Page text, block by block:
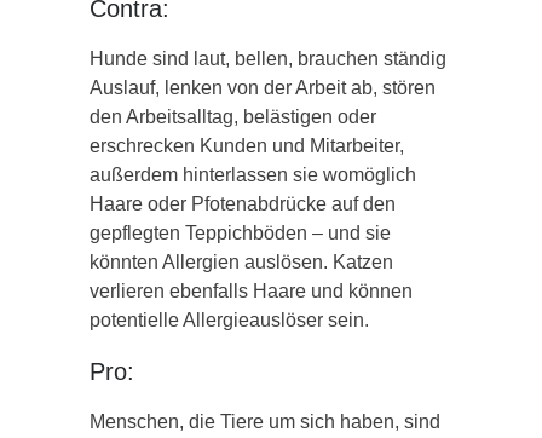
Contra:
Hunde sind laut, bellen, brauchen ständig
Auslauf, lenken von der Arbeit ab, stören
den Arbeitsalltag, belästigen oder
erschrecken Kunden und Mitarbeiter,
außerdem hinterlassen sie womöglich
Haare oder Pfotenabdrücke auf den
gepflegten Teppichböden – und sie
könnten Allergien auslösen. Katzen
verlieren ebenfalls Haare und können
potentielle Allergieauslöser sein.
Pro:
Menschen, die Tiere um sich haben, sind